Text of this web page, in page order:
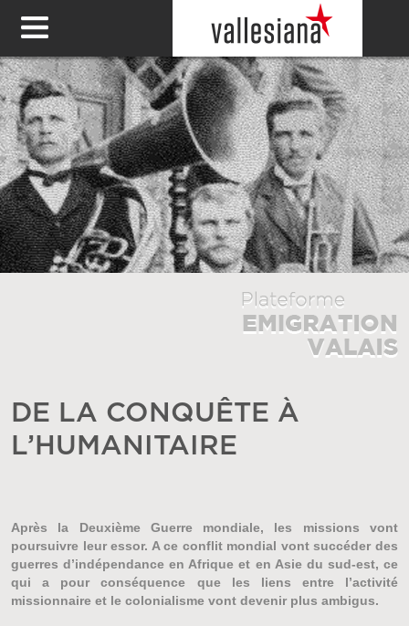
DE LA CONQUÊTE À
L’HUMANITAIRE
Après la Deuxième Guerre mondiale, les missions vont
poursuivre leur essor. A ce conflit mondial vont succéder des
guerres d’indépendance en Afrique et en Asie du sud-est, ce
qui a pour conséquence que les liens entre l’activité
missionnaire et le colonialisme vont devenir plus ambigus.